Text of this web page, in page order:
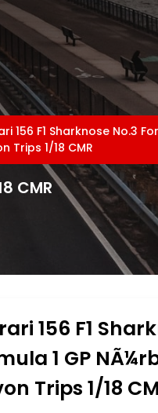
156 F1 Sharknose No.3
Trips 1/18 CMR
CMR
156 F1
1 GP
Trips 1/18